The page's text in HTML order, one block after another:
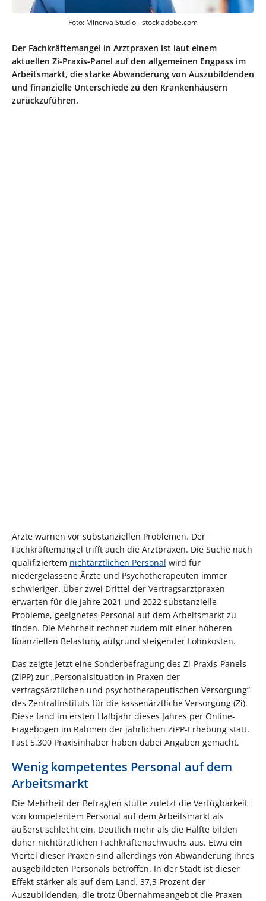
Foto: Minerva Studio - stock.adobe.com
Der Fachkräftemangel in Arztpraxen ist laut einem
aktuellen Zi-Praxis-Panel auf den allgemeinen Engpass im
Arbeitsmarkt, die starke Abwanderung von Auszubildenden
und finanzielle Unterschiede zu den Krankenhäusern
zurückzuführen.
Ärzte warnen vor substanziellen Problemen. Der
Fachkräftemangel trifft auch die Arztpraxen. Die Suche nach
qualifiziertem nichtärztlichen Personal wird für
niedergelassene Ärzte und Psychotherapeuten immer
schwieriger. Über zwei Drittel der Vertragsarztpraxen
erwarten für die Jahre 2021 und 2022 substanzielle
Probleme, geeignetes Personal auf dem Arbeitsmarkt zu
finden. Die Mehrheit rechnet zudem mit einer höheren
finanziellen Belastung aufgrund steigender Lohnkosten.
Das zeigte jetzt eine Sonderbefragung des Zi-Praxis-Panels
(ZiPP) zur „Personalsituation in Praxen der
vertragsärztlichen und psychotherapeutischen Versorgung“
des Zentralinstituts für die kassenärztliche Versorgung (Zi).
Diese fand im ersten Halbjahr dieses Jahres per Online-
Fragebogen im Rahmen der jährlichen ZiPP-Erhebung statt.
Fast 5.300 Praxisinhaber haben dabei Angaben gemacht.
Wenig kompetentes Personal auf dem
Arbeitsmarkt
Die Mehrheit der Befragten stufte zuletzt die Verfügbarkeit
von kompetentem Personal auf dem Arbeitsmarkt als
äußerst schlecht ein. Deutlich mehr als die Hälfte bilden
daher nichtärztlichen Fachkräftenachwuchs aus. Etwa ein
Viertel dieser Praxen sind allerdings von Abwanderung ihres
ausgebildeten Personals betroffen. In der Stadt ist dieser
Effekt stärker als auf dem Land. 37,3 Prozent der
Auszubildenden, die trotz Übernahmeangebot die Praxen